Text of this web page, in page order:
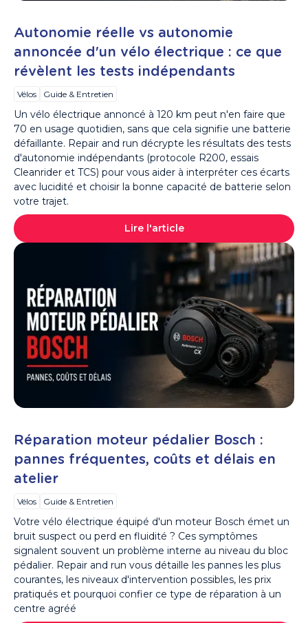
Autonomie réelle vs autonomie
annoncée d'un vélo électrique : ce que
révèlent les tests indépendants
Vélos Guide & Entretien
Un vélo électrique annoncé à 120 km peut n'en faire que
70 en usage quotidien, sans que cela signifie une batterie
défaillante. Repair and run décrypte les résultats des tests
d'autonomie indépendants (protocole R200, essais
Cleanrider et TCS) pour vous aider à interpréter ces écarts
avec lucidité et choisir la bonne capacité de batterie selon
votre trajet.
Lire l'article
Réparation moteur pédalier Bosch :
pannes fréquentes, coûts et délais en
atelier
Vélos Guide & Entretien
Votre vélo électrique équipé d'un moteur Bosch émet un
bruit suspect ou perd en fluidité ? Ces symptômes
signalent souvent un problème interne au niveau du bloc
pédalier. Repair and run vous détaille les pannes les plus
courantes, les niveaux d'intervention possibles, les prix
pratiqués et pourquoi confier ce type de réparation à un
centre agréé